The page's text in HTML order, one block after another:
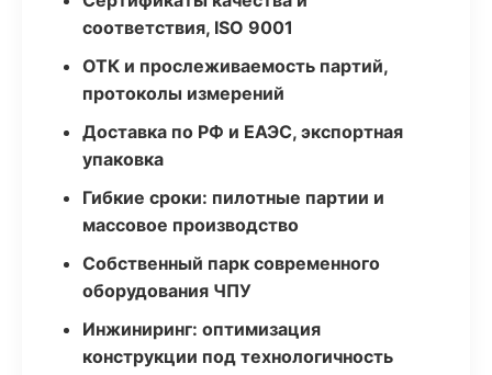
соответствия, ISO 9001
ОТК и прослеживаемость партий,
протоколы измерений
Доставка по РФ и ЕАЭС, экспортная
упаковка
Гибкие сроки: пилотные партии и
массовое производство
Собственный парк современного
оборудования ЧПУ
Инжиниринг: оптимизация
конструкции под технологичность